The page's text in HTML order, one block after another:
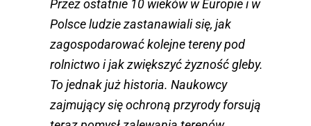
Przez ostatnie 10 wieków w Europie i w
Polsce ludzie zastanawiali się, jak
zagospodarować kolejne tereny pod
rolnictwo i jak zwiększyć żyzność gleby.
To jednak już historia. Naukowcy
zajmujący się ochroną przyrody forsują